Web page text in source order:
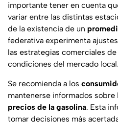
importante tener en cuenta
variar entre las distintas
de la existencia de un
federativa experimenta
las estrategias comerciales
condiciones del mercado local.
Se recomienda a los
mantenerse informados sobre
precios de la gasolina. Esta
tomar decisiones más